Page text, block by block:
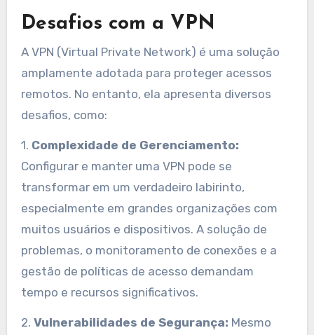
Desafios com a VPN
A VPN (Virtual Private Network) é uma solução
amplamente adotada para proteger acessos
remotos. No entanto, ela apresenta diversos
desafios, como:
1. Complexidade de Gerenciamento:
Configurar e manter uma VPN pode se
transformar em um verdadeiro labirinto,
especialmente em grandes organizações com
muitos usuários e dispositivos. A solução de
problemas, o monitoramento de conexões e a
gestão de políticas de acesso demandam
tempo e recursos significativos.
2. Vulnerabilidades de Segurança: Mesmo